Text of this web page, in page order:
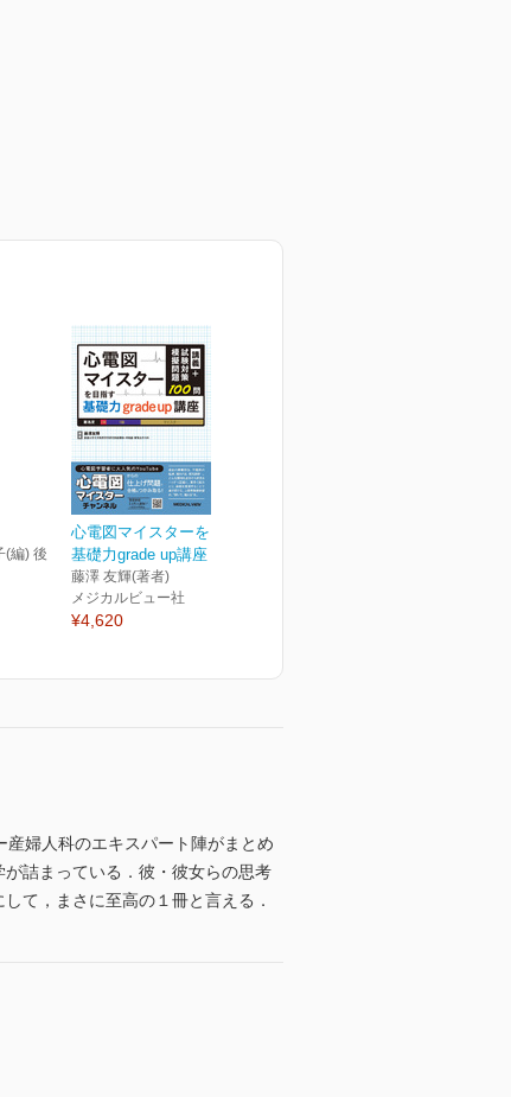
(編) 後
心電図マイスターを目指す
基礎力grade up講座
藤澤 友輝(著者)
メジカルビュー社
¥4,620
婦人科のエキスパート陣がまとめ
詰まっている．彼・彼女らの思考
て，まさに至高の１冊と言える．